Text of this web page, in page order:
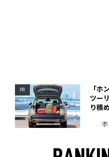
PR
「ホ
ツー
り積